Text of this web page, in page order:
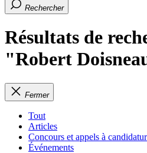
Rechercher
Résultats de
"Robert
Fermer
Tout
Articles
Concours et appels à
Événements